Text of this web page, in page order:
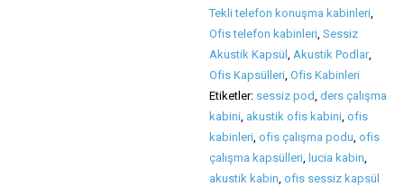
adet
Tekli telefon konuşma kabinleri,
Ofis telefon kabinleri,Sessiz
Akustik Kapsül,Akustik Podlar,
Ofis Kapsülleri,Ofis Kabinleri
Etiketler: sessiz pod,ders çalışma
kabini, akustik ofis kabini,ofis
kabinleri,ofis çalışma podu,ofis
çalışma kapsülleri, lucia kabin,
akustik kabin,ofis sessiz kapsül